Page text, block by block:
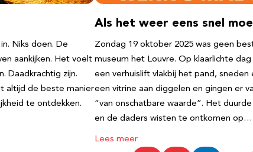
Niks doen. De
aankijken. Het voelt
Daadkrachtig zijn.
altijd de beste manier
te ontdekken.
Als het weer eens snel
Zondag 19 oktober 2025 was geen
museum het Louvre. Op klaarlichte
een verhuislift vlakbij het pand, sneden
een vitrine aan diggelen en gingen er
“van onschatbare waarde”. Het
en de daders wisten te ontkomen op…
Lees meer